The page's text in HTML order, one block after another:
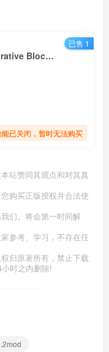
我的世界1.18.2-1.14.4装饰方块 Decorative Blocks Mod
已关闭，暂时无法购买
已售 1
站赞同其观点和对其真
购买正版授权并合法使
们。将会第一时间解
参考、学习，不存在任
归原著所有，禁止下载
时之内删除!